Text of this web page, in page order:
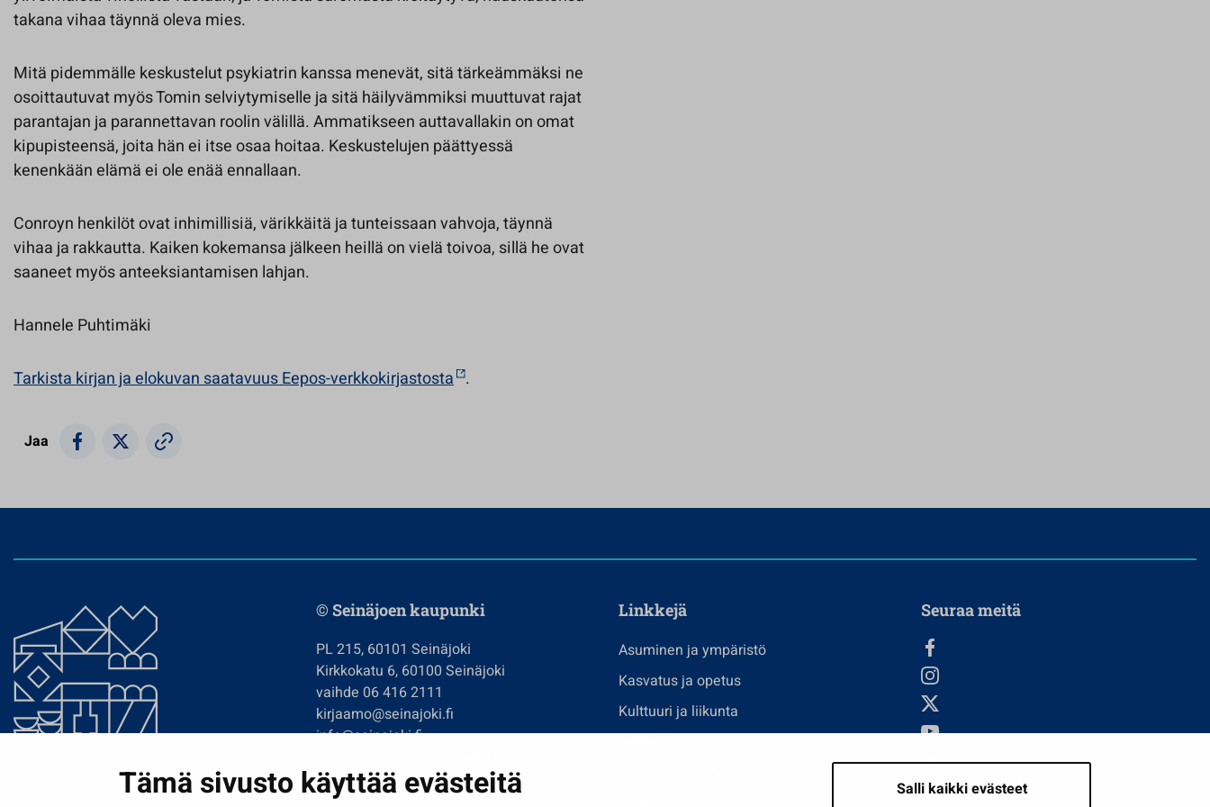
Tämä sivusto käyttää evästeitä Salli kaikki evästeet
takana vihaa täynnä oleva mies.
Mitä pidemmälle keskustelut psykiatrin kanssa menevät, sitä tärkeämmäksi ne
osoittautuvat myös Tomin selviytymiselle ja sitä häilyvämmiksi muuttuvat rajat
parantajan ja parannettavan roolin välillä. Ammatikseen auttavallakin on omat
kipupisteensä, joita hän ei itse osaa hoitaa. Keskustelujen päättyessä
kenenkään elämä ei ole enää ennallaan.
Conroyn henkilöt ovat inhimillisiä, värikkäitä ja tunteissaan vahvoja, täynnä
vihaa ja rakkautta. Kaiken kokemansa jälkeen heillä on vielä toivoa, sillä he ovat
saaneet myös anteeksiantamisen lahjan.
Hannele Puhtimäki
Tarkista kirjan ja elokuvan saatavuus Eepos-verkkokirjastosta .
Jaa
© Seinäjoen kaupunki
PL 215, 60101 Seinäjoki
Kirkkokatu 6, 60100 Seinäjoki
vaihde 06 416 2111
kirjaamo@seinajoki.fi
info@seinajoki.fi
Tilaa uutiskirje
Linkkejä
Asuminen ja ympäristö
Kasvatus ja opetus
Kulttuuri ja liikunta
Seuraa meitä